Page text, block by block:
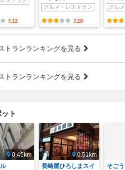
3.12
グルメ・レストラン
3.28
グル
トランランキングを見る
トランランキングを見る
ト
0.45km
0.51km
長崎屋ひろしまスイ
そご